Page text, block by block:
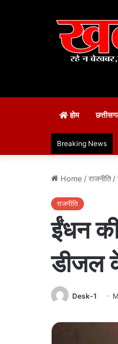
होम
Breaking News
Home /राजनीति /
राजनीति
ईंधन
डीजल
Desk-1